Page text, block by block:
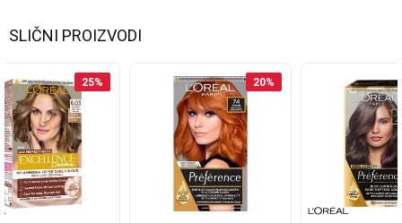
SLIČNI PROIZVODI
25% 20%